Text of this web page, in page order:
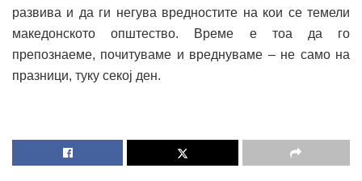
развива и да ги негува вредностите на кои се темели
македонското општество. Време е тоа да го
препознаеме, почитуваме и вреднуваме – не само на
празници, туку секој ден.